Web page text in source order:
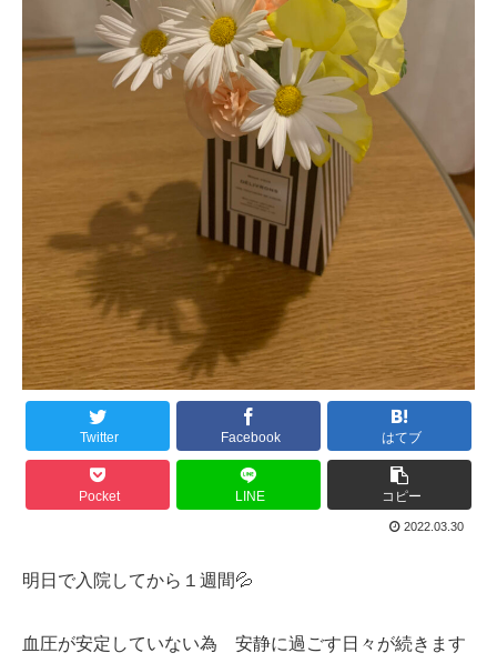
Twitter Facebook はてブ
Pocket LINE コピー
2022.03.30
明日で入院してから１週間💦
血圧が安定していない為 安静に過ごす日々が続きます